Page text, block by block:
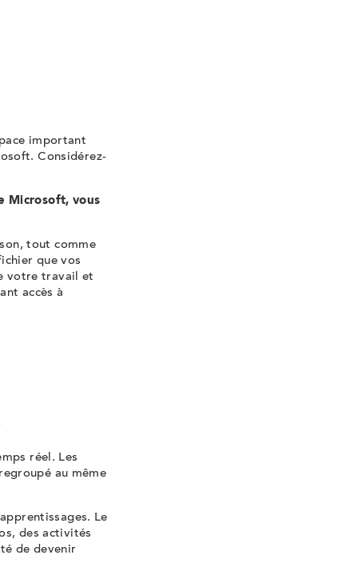
important
Considérez-
Microsoft, vous
tout comme
que vos
votre travail et
accès à
réel. Les
au même
Le
des activités
de devenir